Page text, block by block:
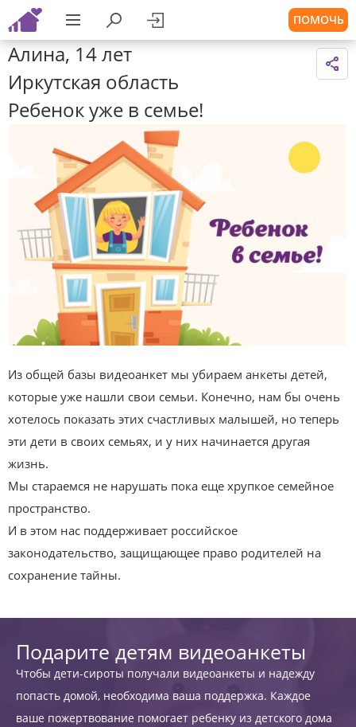
ПОМОЧЬ
Алина, 14 лет
Иркутская область
Ребенок уже в семье!
Из общей базы видеоанкет мы убираем анкеты детей,
которые уже нашли свои семьи. Конечно, нам бы очень
хотелось показать этих счастливых малышей, но теперь
эти дети в своих семьях, и у них начинается другая
жизнь.
Мы стараемся не нарушать пока еще хрупкое семейное
пространство.
И в этом нас поддерживает российское
законодательство, защищающее право родителей на
сохранение тайны.
Подарите детям видеоанкеты
Чтобы дети-сироты получали видеоанкеты и надежду
попасть домой, необходима ваша поддержка. Каждое
ваше пожертвование помогает ребенку из детского дома